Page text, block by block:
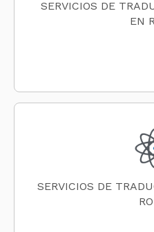
SERVICIOS DE
EN
SERVICIOS DE